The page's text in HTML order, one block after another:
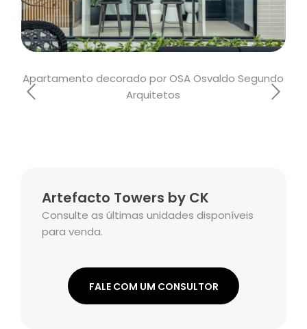
Apartamento decorado por OSA Osvaldo Segundo
Arquitetos
Artefacto Towers by CK
Consulte as últimas unidades disponíveis
para venda.
FALE COM UM CONSULTOR